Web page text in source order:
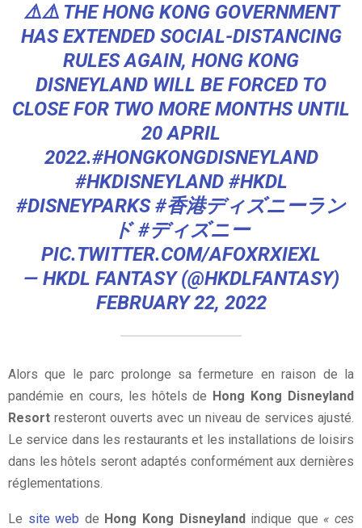
⚠️⚠️ THE HONG KONG GOVERNMENT
HAS EXTENDED SOCIAL-DISTANCING
RULES AGAIN, HONG KONG
DISNEYLAND WILL BE FORCED TO
CLOSE FOR TWO MORE MONTHS UNTIL
20 APRIL
2022.#HONGKONGDISNEYLAND
#HKDISNEYLAND #HKDL
#DISNEYPARKS #香港ディズニーラン
ド #ディズニー
PIC.TWITTER.COM/AFOXRXIEXL
— HKDL FANTASY (@HKDLFANTASY)
FEBRUARY 22, 2022
Alors que le parc prolonge sa fermeture en raison de la
pandémie en cours, les hôtels de Hong Kong Disneyland
Resort resteront ouverts avec un niveau de services ajusté.
Le service dans les restaurants et les installations de loisirs
dans les hôtels seront adaptés conformément aux dernières
réglementations.
Le site web de Hong Kong Disneyland indique que « ces